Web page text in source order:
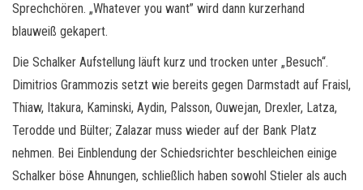
Sprechchören. „Whatever you want” wird dann kurzerhand
blauweiß gekapert.
Die Schalker Aufstellung läuft kurz und trocken unter „Besuch“.
Dimitrios Grammozis setzt wie bereits gegen Darmstadt auf Fraisl,
Thiaw, Itakura, Kaminski, Aydin, Palsson, Ouwejan, Drexler, Latza,
Terodde und Bülter; Zalazar muss wieder auf der Bank Platz
nehmen. Bei Einblendung der Schiedsrichter beschleichen einige
Schalker böse Ahnungen, schließlich haben sowohl Stieler als auch